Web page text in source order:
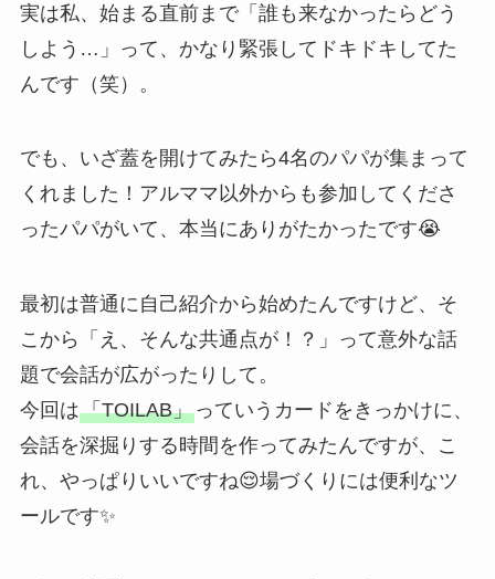
実は私、始まる直前まで「誰も来なかったらどう
しよう…」って、かなり緊張してドキドキしてた
んです（笑）。
でも、いざ蓋を開けてみたら4名のパパが集まって
くれました！アルママ以外からも参加してくださ
ったパパがいて、本当にありがたかったです😭
最初は普通に自己紹介から始めたんですけど、そ
こから「え、そんな共通点が！？」って意外な話
題で会話が広がったりして。
今回は「TOILAB」っていうカードをきっかけに、
会話を深掘りする時間を作ってみたんですが、こ
れ、やっぱりいいですね😌場づくりには便利なツ
ールです✨